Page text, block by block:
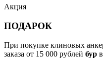
Акция
ПОДАРОК
При покупке клиновых
заказа от 15 000 рублей бур